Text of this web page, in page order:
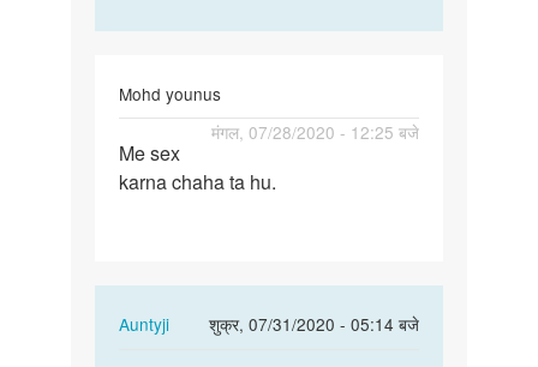
Mohd younus
मंगल, 07/28/2020 - 12:25 बजे
Me
sex
Me sex
karna chaha ta hu.
Auntyji
शुक्र, 07/31/2020 - 05:14 बजे
In